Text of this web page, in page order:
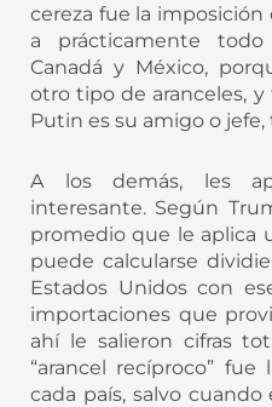
cereza fue la imposición
a prácticamente
Canadá y México,
otro tipo de aranceles,
Putin es su amigo o jefe,
A los demás, les
interesante. Según
promedio que le aplica
puede calcularse
Estados Unidos con
importaciones que
ahí le salieron cifras
“arancel recíproco”
cada país, salvo